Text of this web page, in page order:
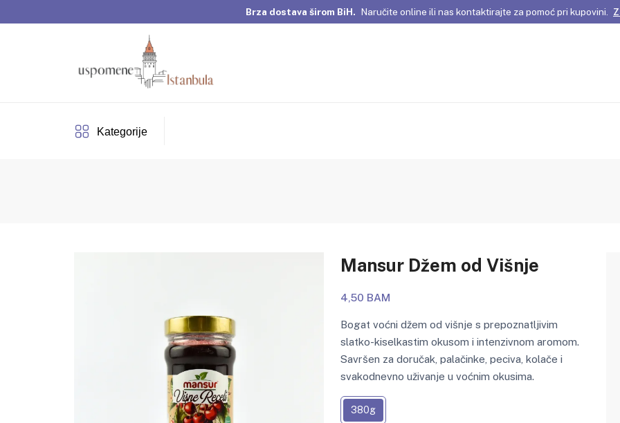
Brza dostava širom BiH. Naručite online ili nas kontaktirajte za pomoć pri kupovini.
Dobrodošli u Uspomene Istanbula! Pažljivo odabrani proizvodi i posebne ponude za
Kategorije
Mansur Džem od Višnje
4,50 BAM
Bogat voćni džem od višnje s prepoznatljivim
slatko-kiselkastim okusom i intenzivnom aromom.
Savršen za doručak, palačinke, peciva, kolače i
svakodnevno uživanje u voćnim okusima.
380g